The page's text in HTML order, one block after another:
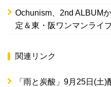
Ochunism、2nd ALBUM
定＆東・阪ワンマンライ
関連リンク
「雨と炭酸」9月25日(土)